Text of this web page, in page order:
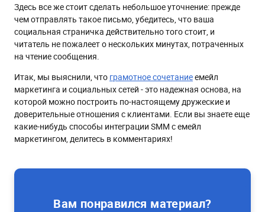
Здесь все же стоит сделать небольшое уточнение: прежде
чем отправлять такое письмо, убедитесь, что ваша
социальная страничка действительно того стоит, и
читатель не пожалеет о нескольких минутах, потраченных
на чтение сообщения.
Итак, мы выяснили, что грамотное сочетаниеемейл
маркетинга и социальных сетей - это надежная основа, на
которой можно построить по-настоящему дружеские и
доверительные отношения с клиентами. Если вы знаете еще
какие-нибудь способы интеграции SMM с емейл
маркетингом, делитесь в комментариях!
Вам понравился материал?